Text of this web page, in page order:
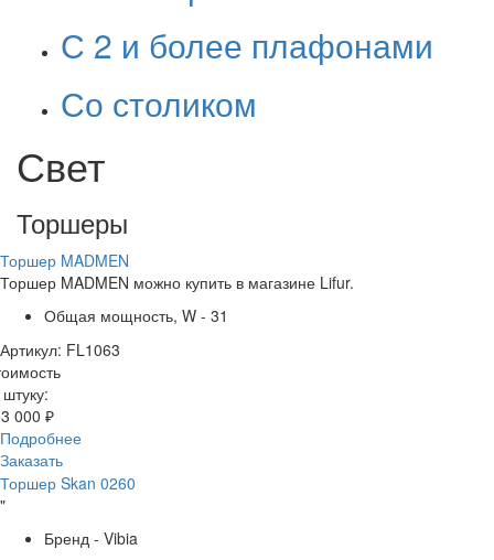
С 2 и более плафонами
Со столиком
Свет
Торшеры
Торшер MADMEN
Торшер MADMEN можно купить в магазине Lifur.
Общая мощность, W - 31
Артикул: FL1063
000 ₽
Подробнее
Заказать
Торшер Skan 0260
"
Бренд - Vibia